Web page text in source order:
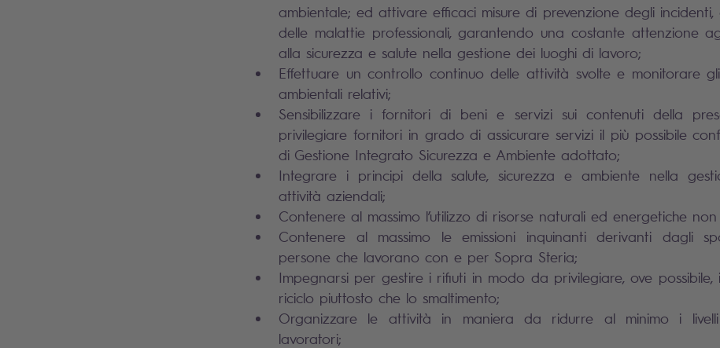
ambientale; ed attivare efficaci misure di prevenzione degli
delle malattie professionali, garantendo una costante attenzione
alla sicurezza e salute nella gestione dei luoghi di lavoro;
Effettuare un controllo continuo delle attività svolte e monitorare
ambientali relativi;
Sensibilizzare i fornitori di beni e servizi sui contenuti della
privilegiare fornitori in grado di assicurare servizi il più possibile
di Gestione Integrato Sicurezza e Ambiente adottato;
Integrare i principi della salute, sicurezza e ambiente nella
attività aziendali;
Contenere al massimo l’utilizzo di risorse naturali ed energetiche
Contenere al massimo le emissioni inquinanti derivanti dagli
persone che lavorano con e per Sopra Steria;
Impegnarsi per gestire i rifiuti in modo da privilegiare, ove
riciclo piuttosto che lo smaltimento;
Organizzare le attività in maniera da ridurre al minimo i
lavoratori;